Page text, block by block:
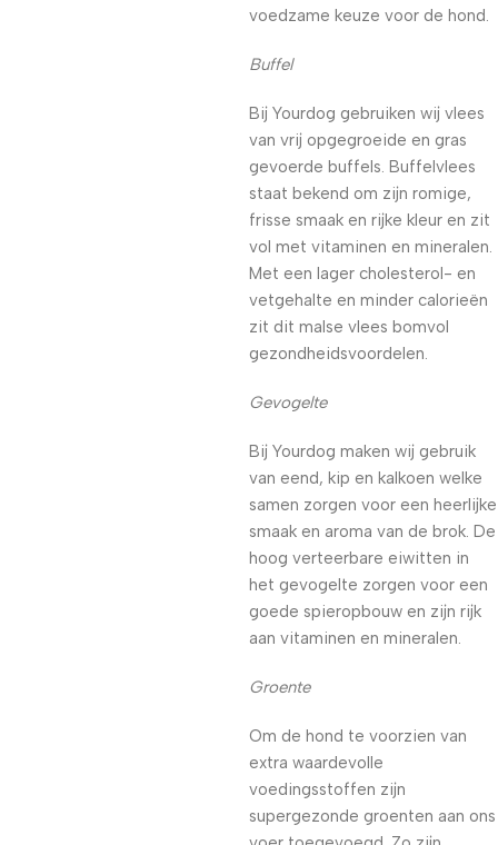
voedzame keuze voor de hond.
Buffel
Bij Yourdog gebruiken wij vlees
van vrij opgegroeide en gras
gevoerde buffels. Buffelvlees
staat bekend om zijn romige,
frisse smaak en rijke kleur en zit
vol met vitaminen en mineralen.
Met een lager cholesterol- en
vetgehalte en minder calorieën
zit dit malse vlees bomvol
gezondheidsvoordelen.
Gevogelte
Bij Yourdog maken wij gebruik
van eend, kip en kalkoen welke
samen zorgen voor een heerlijke
smaak en aroma van de brok. De
hoog verteerbare eiwitten in
het gevogelte zorgen voor een
goede spieropbouw en zijn rijk
aan vitaminen en mineralen.
Groente
Om de hond te voorzien van
extra waardevolle
voedingsstoffen zijn
supergezonde groenten aan ons